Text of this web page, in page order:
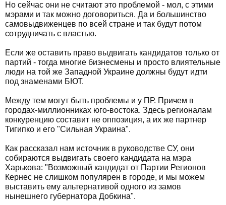
Но сейчас они не считают это проблемой - мол, с этими
мэрами и так можно договориться. Да и большинство
самовыдвиженцев по всей стране и так будут потом
сотрудничать с властью.
Если же оставить право выдвигать кандидатов только от
партий - тогда многие бизнесмены и просто влиятельные
люди на той же Западной Украине должны будут идти
под знаменами БЮТ.
Между тем могут быть проблемы и у ПР. Причем в
городах-миллионниках юго-востока. Здесь регионалам
конкуренцию составит не оппозиция, а их же партнер
Тигипко и его "Сильная Украина".
Как рассказал нам источник в руководстве СУ, они
собираются выдвигать своего кандидата на мэра
Харькова: "Возможный кандидат от Партии Регионов
Кернес не слишком популярен в городе, и мы можем
выставить ему альтернативой одного из замов
нынешнего губернатора Добкина".